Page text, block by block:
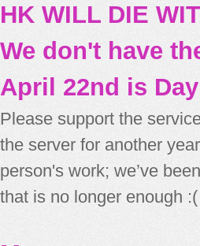
HK WILL DIE
We don't have
April 22nd is
Please support the
the server for another
person's work; we’ve
that is no longer enough :(